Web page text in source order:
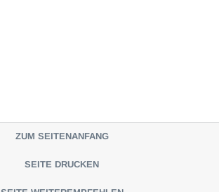
ZUM SEITENANFANG
SEITE DRUCKEN